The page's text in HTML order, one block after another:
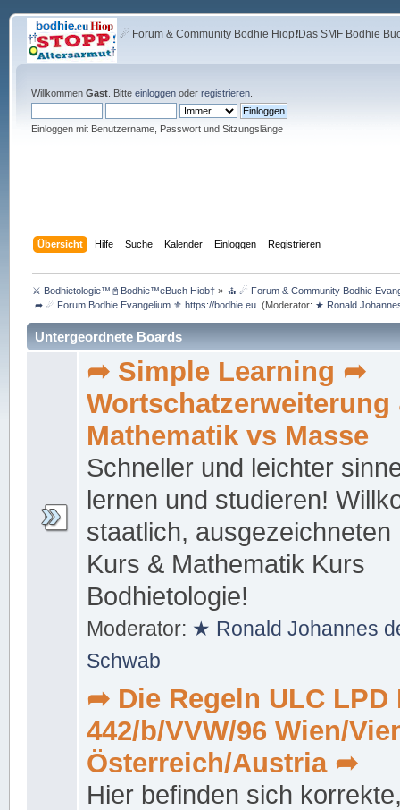
☄ Forum & Community Bodhie Hiop❗Das SMF Bodhie
Willkommen Gast. Bitte einloggenoder registrieren.
Einloggen mit Benutzername, Passwort und Sitzungslänge
Übersicht Hilfe Suche Kalender Einloggen Registrieren
⚔ Bodhietologie™📓Bodhie™eBuch Hiob† » ⛪ ☄ Forum & Community Bodhie
➦ ☄ Forum Bodhie Evangelium ⚜ https://bodhie.eu (Moderator: ★ Ronald
Untergeordnete Boards
➦ Simple Learning ➦
Wortschatzerweiterung
Mathematik vs Masse
Schneller und leichter
lernen und studieren!
staatlich, ausgezeichneten
Kurs & Mathematik Kurs
Bodhietologie!
Moderator: ★ Ronald Johannes
Schwab
➦ Die Regeln ULC LPD
442/b/VVW/96 Wien/
Österreich/Austria ➦
Hier befinden sich